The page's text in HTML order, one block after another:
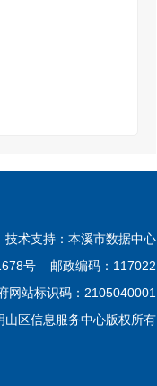
术支持：本溪市数据中心
号 邮政编码：117022
网站标识码：2105040001
区信息服务中心版权所有